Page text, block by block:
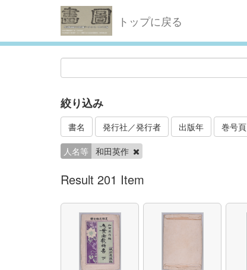
トップに戻る
絞り込み
書名 発行社／発行者 出版年 巻号頁
人名等 和田英作
Result 201 Item